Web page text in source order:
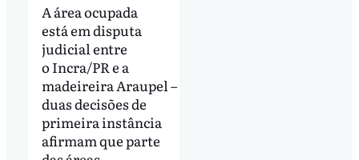
A área ocupada
está em disputa
judicial entre
o Incra/PR e a
madeireira Araupel –
duas decisões de
primeira instância
afirmam que parte